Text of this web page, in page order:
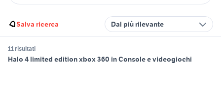
Salva ricerca Dal più rilevante
11 risultati
Halo 4 limited edition xbox 360 in Console e videogiochi